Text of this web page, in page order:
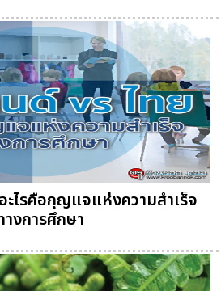
ไรคือกุญแจแห่งความสำเร็จ
างการศึกษา